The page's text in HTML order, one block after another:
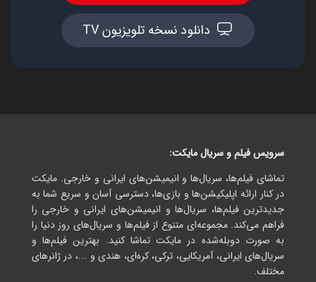
دانلود نسخه تلویزیون TV
سرویس فیلم و سریال مایکت:
تماشای فیلم‌ها، سریال‌ها و انیمیشن‌های ایرانی و خارجی. مایکت
در کنار ارائه اپلیکیشن‌ها و بازی‌ها، دسترسی آسان و سریع شما به
جدیدترین فیلم‌ها، سریال‌ها و انیمیشن‌های ایرانی و خارجی را
فراهم می‌کند. مجموعه‌ای متنوع از فیلم‌ها و سریال‌های روز دنیا را
به صورت دوبله‌شده در مایکت تماشا کنید. بهترین فیلم‌ها و
سریال‌های ایرانی، آمریکایی، ترکی، کره‌ای، هندی و ...، در ژانرهای
مختلف.